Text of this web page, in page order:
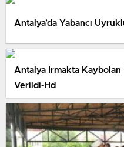
Antalya’da Yabancı
Antalya Irmakta Kaybolan
Verildi-Hd